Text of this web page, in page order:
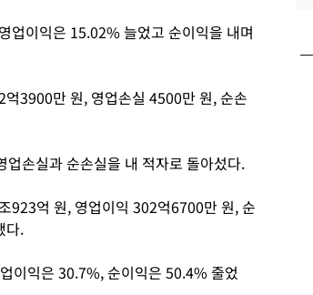
업이익은 15.02% 늘었고 순이익을 내며
3900만 원, 영업손실 4500만 원, 순손
손실과 순손실을 내 적자로 돌아섰다.
923억 원, 영업이익 302억6700만 원, 순
다.
이익은 30.7%, 순이익은 50.4% 줄었